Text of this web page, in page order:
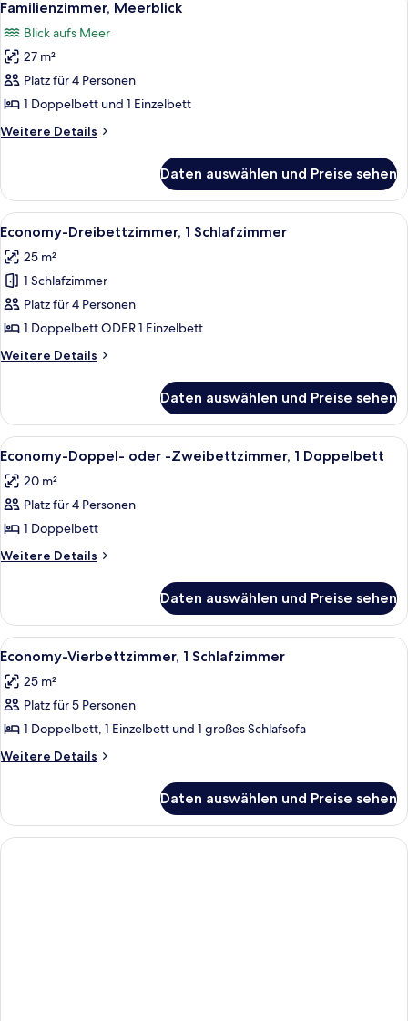
Fotos
für
Familienzimmer,
Meerblick
anzeigen
4
Familienzimmer, Meerblick
Blick aufs Meer
27 m²
Platz für 4 Personen
1 Doppelbett und 1 Einzelbett
Weitere Details
Weitere
Meerblick
Daten auswählen und Preise sehen
Alle
Fotos
für
Economy-
Dreibettzimmer,
1
Schlafzimmer
anzeigen
Ein Hotelzimmer mit zwei Betten,
4
Economy-Dreibettzimmer, 1 Schlafzimmer
25 m²
1 Schlafzimmer
Platz für 4 Personen
1 Doppelbett ODER 1 Einzelbett
Weitere Details
Weitere
Dreibettzimmer,
Schlafzimmer
Daten auswählen und Preise sehen
Alle
Fotos
für
Economy-
Doppel-
oder
1
Doppelbett
anzeigen
Ein Hotelzimmer mit Bett,
4
Economy-Doppel- oder -Zweibettzimmer, 1 Doppelbett
20 m²
Platz für 4 Personen
1 Doppelbett
Weitere Details
Weitere
Doppel-
oder
-
Zweibettzimmer,
Doppelbett
Daten auswählen und Preise sehen
Alle
Fotos
für
Economy-
Vierbettzimmer,
1
Ein Hotelzimmer mit zwei Betten,
4
Economy-Vierbettzimmer, 1 Schlafzimmer
25 m²
Platz für 5 Personen
1 Doppelbett, 1 Einzelbett und 1 großes Schlafsofa
Weitere Details
Weitere
Vierbettzimmer,
Schlafzimmer
Daten auswählen und Preise sehen